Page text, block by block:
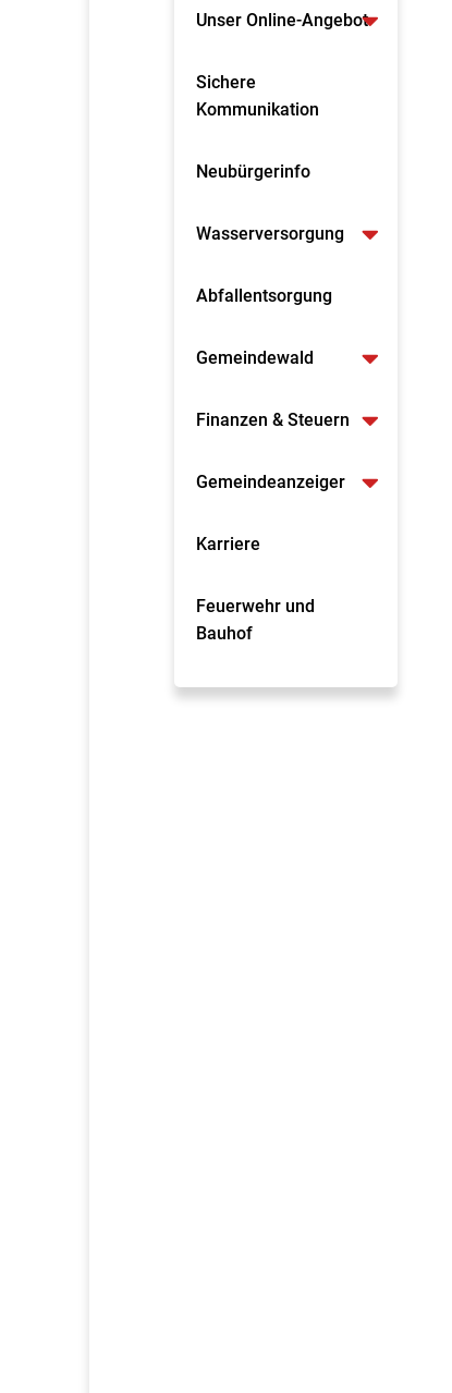
Unser Online-Angebot
Sichere
Kommunikation
Neubürgerinfo
Wasserversorgung
Abfallentsorgung
Gemeindewald
Finanzen & Steuern
Gemeindeanzeiger
Karriere
Feuerwehr und
Bauhof